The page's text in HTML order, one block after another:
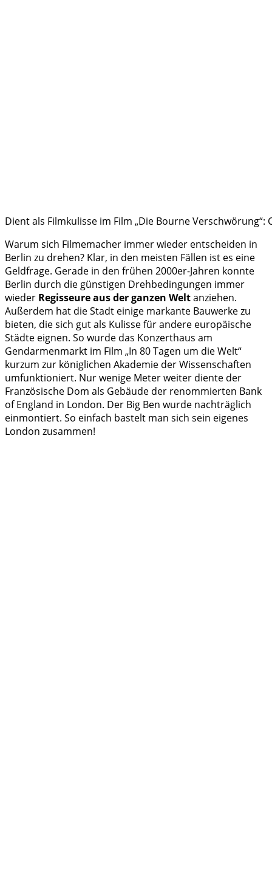
Dient als Filmkulisse im Film „Die Bourne
Warum sich Filmemacher immer wieder entscheiden in
Berlin zu drehen? Klar, in den meisten Fällen ist es eine
Geldfrage. Gerade in den frühen 2000er-Jahren konnte
Berlin durch die günstigen Drehbedingungen immer
wieder Regisseure aus der ganzen Weltanziehen.
Außerdem hat die Stadt einige markante Bauwerke zu
bieten, die sich gut als Kulisse für andere europäische
Städte eignen. So wurde das Konzerthaus am
Gendarmenmarkt im Film „In 80 Tagen um die Welt“
kurzum zur königlichen Akademie der Wissenschaften
umfunktioniert. Nur wenige Meter weiter diente der
Französische Dom als Gebäude der renommierten Bank
of England in London. Der Big Ben wurde nachträglich
einmontiert. So einfach bastelt man sich sein eigenes
London zusammen!